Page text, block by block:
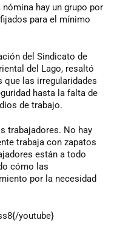
hay un grupo por
para el mínimo
del Sindicato de
del Lago, resaltó
que las irregularidades
hasta la falta de
de trabajo.
trabajadores. No hay
trabaja con zapatos
están a todo
cómo las
por la necesidad
youtube}